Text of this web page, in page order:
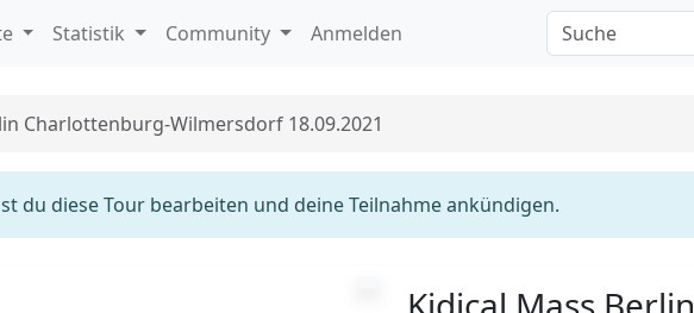
Statistik Community Anmelden
Charlottenburg-Wilmersdorf 18.09.2021
du diese Tour bearbeiten und deine Teilnahme ankündigen.